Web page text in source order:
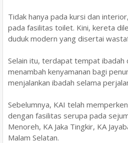
Tidak hanya pada kursi dan
pada fasilitas toilet. Kini, kereta
duduk modern yang disertai
Selain itu, terdapat tempat
menambah kenyamanan bagi
menjalankan ibadah selama
Sebelumnya, KAI telah
dengan fasilitas serupa pada
Menoreh, KA Jaka Tingkir, KA
Malam Selatan.